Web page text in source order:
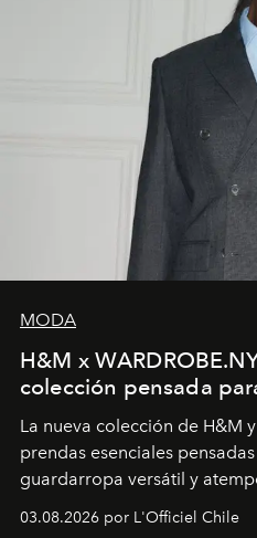
MODA
H&M x
colección pensada
La nueva colección de H&M
prendas esenciales
guardarropa versátil y
lanzamiento, los fundadores
la asesora creativa y jefa de
03.08.2026 por L'Officiel Chile